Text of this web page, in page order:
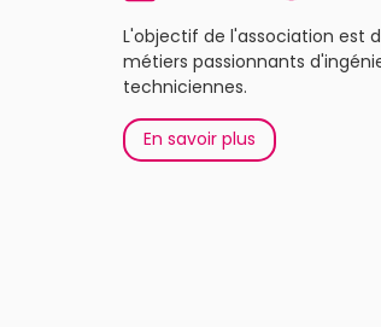
L'objectif de l'association est
métiers passionnants
techniciennes.
En savoir plus